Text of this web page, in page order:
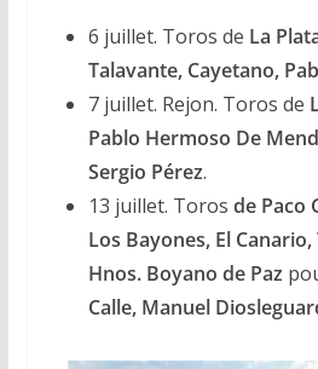
6 juillet. Toros de La
Talavante, Cayetano,
7 juillet. Rejon. Toros de
Pablo Hermoso De
Sergio Pérez.
13 juillet. Toros de Paco
Los Bayones, El
Hnos. Boyano de Paz
Calle, Manuel